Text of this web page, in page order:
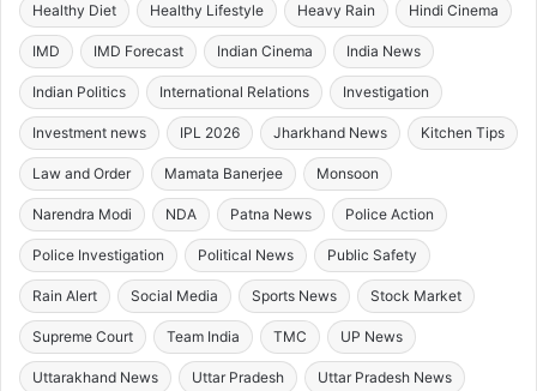
Healthy Diet Healthy Lifestyle Heavy Rain Hindi Cinema
IMD IMD Forecast Indian Cinema India News
Indian Politics International Relations Investigation
Investment news IPL 2026 Jharkhand News Kitchen Tips
Law and Order Mamata Banerjee Monsoon
Narendra Modi NDA Patna News Police Action
Police Investigation Political News Public Safety
Rain Alert Social Media Sports News Stock Market
Supreme Court Team India TMC UP News
Uttarakhand News Uttar Pradesh Uttar Pradesh News